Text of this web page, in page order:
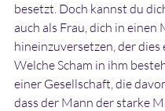
besetzt. Doch kannst du
auch als Frau, dich in einen
hineinzuversetzen, der dies
Welche Scham in ihm
einer Gesellschaft, die
dass der Mann der starke